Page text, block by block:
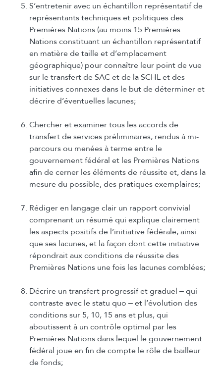
S’entretenir avec un échantillon représentatif de
représentants techniques et politiques des
Premières Nations (au moins 15 Premières
Nations constituant un échantillon représentatif
en matière de taille et d’emplacement
géographique) pour connaître leur point de vue
sur le transfert de SAC et de la SCHL et des
initiatives connexes dans le but de déterminer et
décrire d’éventuelles lacunes;
Chercher et examiner tous les accords de
transfert de services préliminaires, rendus à mi-
parcours ou menées à terme entre le
gouvernement fédéral et les Premières Nations
afin de cerner les éléments de réussite et, dans la
mesure du possible, des pratiques exemplaires;
Rédiger en langage clair un rapport convivial
comprenant un résumé qui explique clairement
les aspects positifs de l’initiative fédérale, ainsi
que ses lacunes, et la façon dont cette initiative
répondrait aux conditions de réussite des
Premières Nations une fois les lacunes comblées;
Décrire un transfert progressif et graduel ‒ qui
contraste avec le statu quo ‒ et l’évolution des
conditions sur 5, 10, 15 ans et plus, qui
aboutissent à un contrôle optimal par les
Premières Nations dans lequel le gouvernement
fédéral joue en fin de compte le rôle de bailleur
de fonds;